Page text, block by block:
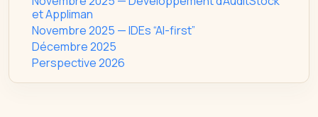
et Appliman
Novembre 2025 — IDEs “AI-first”
Décembre 2025
Perspective 2026